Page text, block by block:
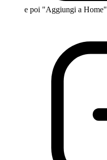
e poi "Aggiungi a Home"